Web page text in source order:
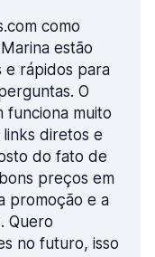
como
estão
e rápidos para
O
funciona muito
diretos e
do fato de
preços em
promoção e a
no futuro, isso